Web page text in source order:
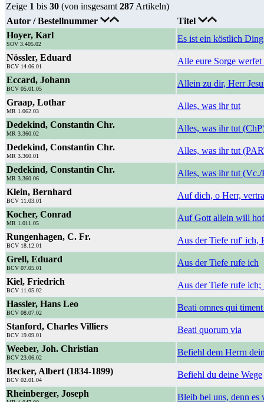
Zeige 1 bis 30 (von insgesamt 287 Artikeln)
Autor / Bestellnummer
Titel
Hoyer, Karl
SOV 3.405.02
Es ist ein köstlich
Nössler, Eduard
BCV 14.06.01
Alle eure Sorge
Eccard, Johann
BCV 05.01.05
Allein zu dir, Herr
Graap, Lothar
MR 1.062.03
Alles, was ihr tut
Dedekind, Constantin Chr.
MR 3.360.02
Alles, was ihr tut
Dedekind, Constantin Chr.
MR 3.360.01
Alles, was ihr tut
Dedekind, Constantin Chr.
MR 3.360.06
Alles, was ihr tut
Klein, Bernhard
BCV 11.03.01
Auf dich, o Herr,
Kocher, Conrad
MR 1.011.05
Auf Gott allein will
Rungenhagen, C. Fr.
BCV 18.12.01
Aus der Tiefe ruf' ich,
Grell, Eduard
BCV 07.05.01
Aus der Tiefe rufe ich
Kiel, Friedrich
BCV 11.05.02
Aus der Tiefe rufe ich;
Hassler, Hans Leo
BCV 08.07.02
Beati omnes qui
Stanford, Charles Villiers
BCV 19.09.01
Beati quorum via
Weeber, Joh. Christian
BCV 23.06.02
Befiehl dem Herrn
Becker, Albert (1834-1899)
BCV 02.01.04
Befiehl du deine Wege
Rheinberger, Joseph
Bleib bei uns, denn